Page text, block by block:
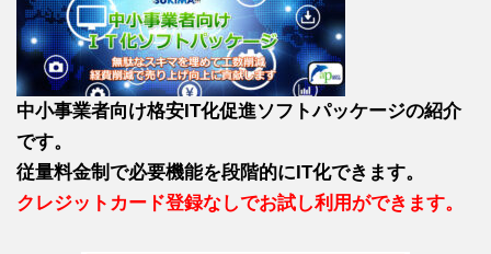
中小事業者向け格安IT化促進ソフトパッケージの紹介
です。
従量料金制で必要機能を段階的にIT化できます。
クレジットカード登録なしでお試し利用ができます。